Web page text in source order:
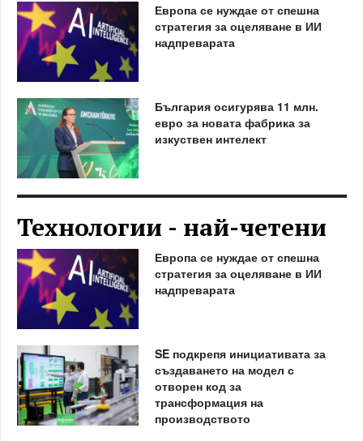
Европа се нуждае от спешна
стратегия за оцеляване в ИИ
надпреварата
България осигурява 11 млн.
евро за новата фабрика за
изкуствен интелект
Технологии - най-четени
Европа се нуждае от спешна
стратегия за оцеляване в ИИ
надпреварата
SE подкрепя инициативата за
създаването на модел с
отворен код за
трансформация на
производството